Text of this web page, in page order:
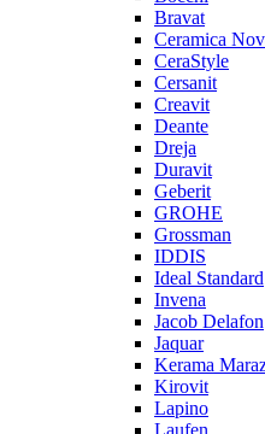
Bravat
Ceramica
CeraStyle
Cersanit
Creavit
Deante
Dreja
Duravit
Geberit
GROHE
Grossman
IDDIS
Ideal Standard
Invena
Jacob Delafon
Jaquar
Kerama
Kirovit
Lapino
Laufen